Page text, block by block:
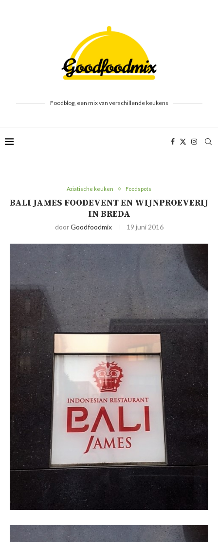
Foodblog, een mix van verschillende keukens
Aziatische keuken Foodspots
BALI JAMES FOODEVENT EN WIJNPROEVERIJ
IN BREDA
doorGoodfoodmix 19 juni 2016